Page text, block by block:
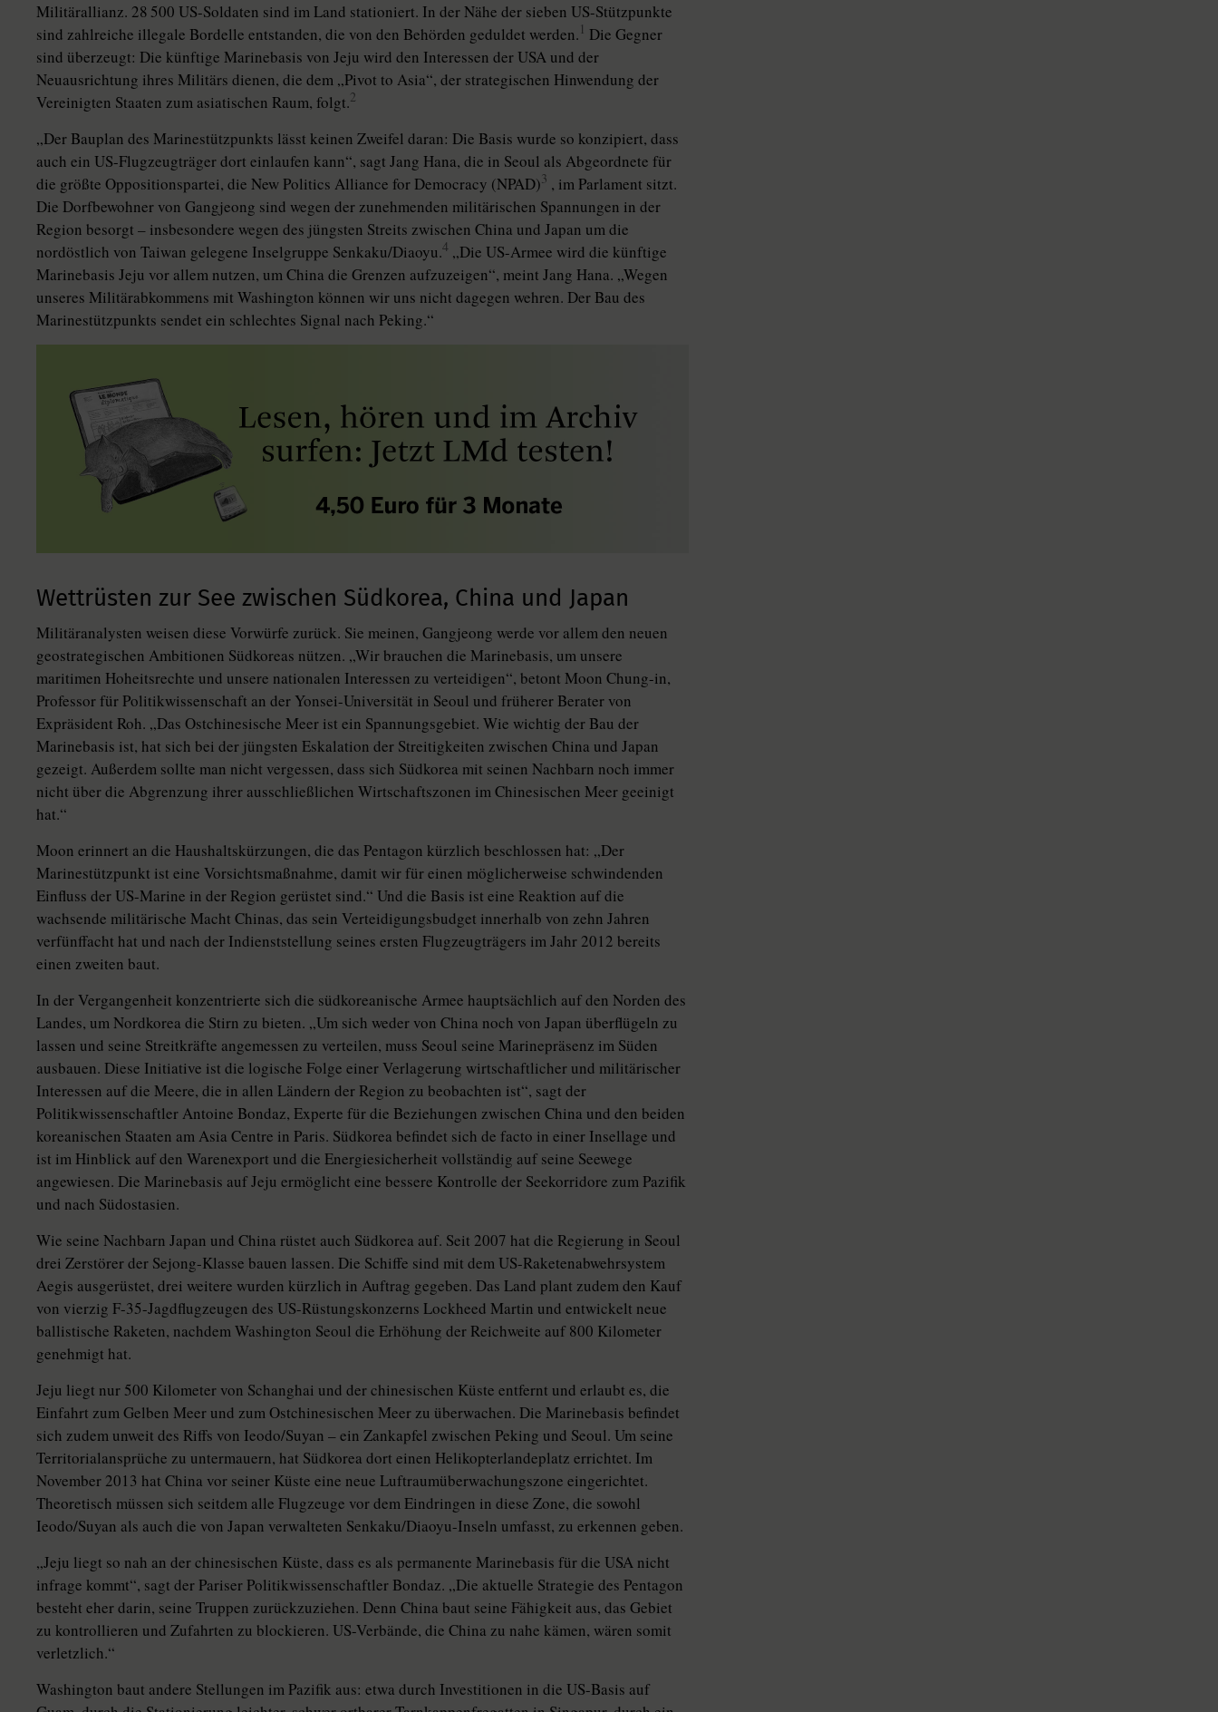
Militärallianz. 28 500 US-Soldaten sind im Land stationiert. In der Nähe der sieben US-Stützpunkte
sind zahlreiche illegale Bordelle entstanden, die von den Behörden geduldet werden. 1 Die Gegner
sind überzeugt: Die künftige Marinebasis von Jeju wird den Interessen der USA und der
Neuausrichtung ihres Militärs dienen, die dem „Pivot to Asia“, der strategischen Hinwendung der
Vereinigten Staaten zum asiatischen Raum, folgt.2
„Der Bauplan des Marinestützpunkts lässt keinen Zweifel daran: Die Basis wurde so konzipiert, dass
auch ein US-Flugzeugträger dort einlaufen kann“, sagt Jang Hana, die in Seoul als Abgeordnete für
die größte Oppositionspartei, die New Politics Alliance for Democracy (NPAD)3 , im Parlament sitzt.
Die Dorfbewohner von Gangjeong sind wegen der zunehmenden militärischen Spannungen in der
Region besorgt – insbesondere wegen des jüngsten Streits zwischen China und Japan um die
nordöstlich von Taiwan gelegene Inselgruppe Senkaku/Diaoyu.4 „Die US-Armee wird die künftige
Marinebasis Jeju vor allem nutzen, um China die Grenzen aufzuzeigen“, meint Jang Hana. „Wegen
unseres Militärabkommens mit Washington können wir uns nicht dagegen wehren. Der Bau des
Marinestützpunkts sendet ein schlechtes Signal nach Peking.“
Wettrüsten zur See zwischen Südkorea, China und Japan
Militäranalysten weisen diese Vorwürfe zurück. Sie meinen, Gangjeong werde vor allem den neuen
geostrategischen Ambitionen Südkoreas nützen. „Wir brauchen die Marinebasis, um unsere
maritimen Hoheitsrechte und unsere nationalen Interessen zu verteidigen“, betont Moon Chung-in,
Professor für Politikwissenschaft an der Yonsei-Universität in Seoul und früherer Berater von
Expräsident Roh. „Das Ostchinesische Meer ist ein Spannungsgebiet. Wie wichtig der Bau der
Marinebasis ist, hat sich bei der jüngsten Eskalation der Streitigkeiten zwischen China und Japan
gezeigt. Außerdem sollte man nicht vergessen, dass sich Südkorea mit seinen Nachbarn noch immer
nicht über die Abgrenzung ihrer ausschließlichen Wirtschaftszonen im Chinesischen Meer geeinigt
hat.“
Moon erinnert an die Haushaltskürzungen, die das Pentagon kürzlich beschlossen hat: „Der
Marinestützpunkt ist eine Vorsichtsmaßnahme, damit wir für einen möglicherweise schwindenden
Einfluss der US-Marine in der Region gerüstet sind.“ Und die Basis ist eine Reaktion auf die
wachsende militärische Macht Chinas, das sein Verteidigungsbudget innerhalb von zehn Jahren
verfünffacht hat und nach der Indienststellung seines ersten Flugzeugträgers im Jahr 2012 bereits
einen zweiten baut.
In der Vergangenheit konzentrierte sich die südkoreanische Armee hauptsächlich auf den Norden des
Landes, um Nordkorea die Stirn zu bieten. „Um sich weder von China noch von Japan überflügeln zu
lassen und seine Streitkräfte angemessen zu verteilen, muss Seoul seine Marinepräsenz im Süden
ausbauen. Diese Initiative ist die logische Folge einer Verlagerung wirtschaftlicher und militärischer
Interessen auf die Meere, die in allen Ländern der Region zu beobachten ist“, sagt der
Politikwissenschaftler Antoine Bondaz, Experte für die Beziehungen zwischen China und den beiden
koreanischen Staaten am Asia Centre in Paris. Südkorea befindet sich de facto in einer Insellage und
ist im Hinblick auf den Warenexport und die Energiesicherheit vollständig auf seine Seewege
angewiesen. Die Marinebasis auf Jeju ermöglicht eine bessere Kontrolle der Seekorridore zum Pazifik
und nach Südostasien.
Wie seine Nachbarn Japan und China rüstet auch Südkorea auf. Seit 2007 hat die Regierung in Seoul
drei Zerstörer der Sejong-Klasse bauen lassen. Die Schiffe sind mit dem US-Raketenabwehrsystem
Aegis ausgerüstet, drei weitere wurden kürzlich in Auftrag gegeben. Das Land plant zudem den Kauf
von vierzig F-35-Jagdflugzeugen des US-Rüstungskonzerns Lockheed Martin und entwickelt neue
ballistische Raketen, nachdem Washington Seoul die Erhöhung der Reichweite auf 800 Kilometer
genehmigt hat.
Jeju liegt nur 500 Kilometer von Schanghai und der chinesischen Küste entfernt und erlaubt es, die
Einfahrt zum Gelben Meer und zum Ostchinesischen Meer zu überwachen. Die Marinebasis befindet
sich zudem unweit des Riffs von Ieodo/Suyan – ein Zankapfel zwischen Peking und Seoul. Um seine
Territorialansprüche zu untermauern, hat Südkorea dort einen Helikopterlandeplatz errichtet. Im
November 2013 hat China vor seiner Küste eine neue Luftraumüberwachungszone eingerichtet.
Theoretisch müssen sich seitdem alle Flugzeuge vor dem Eindringen in diese Zone, die sowohl
Ieodo/Suyan als auch die von Japan verwalteten Senkaku/Diaoyu-Inseln umfasst, zu erkennen geben.
„Jeju liegt so nah an der chinesischen Küste, dass es als permanente Marinebasis für die USA nicht
infrage kommt“, sagt der Pariser Politikwissenschaftler Bondaz. „Die aktuelle Strategie des Pentagon
besteht eher darin, seine Truppen zurückzuziehen. Denn China baut seine Fähigkeit aus, das Gebiet
zu kontrollieren und Zufahrten zu blockieren. US-Verbände, die China zu nahe kämen, wären somit
verletzlich.“
Washington baut andere Stellungen im Pazifik aus: etwa durch Investitionen in die US-Basis auf